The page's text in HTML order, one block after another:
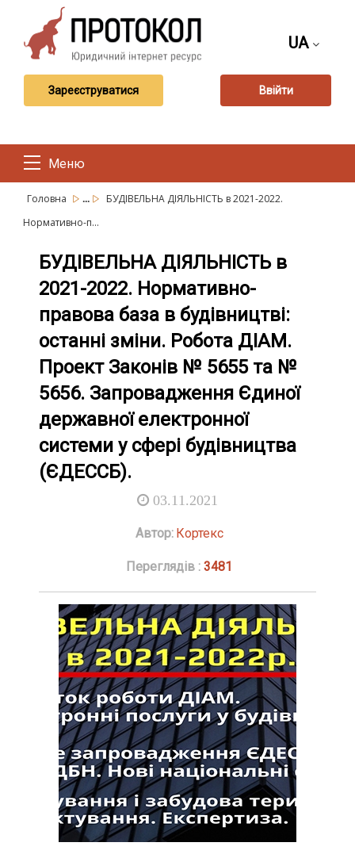
UA
Зареєструватися Ввійти
Меню
Головна ...
БУДІВЕЛЬНА ДІЯЛЬНІСТЬ в 2021-2022.
Нормативно-п...
БУДІВЕЛЬНА ДІЯЛЬНІСТЬ в
2021-2022. Нормативно-
правова база в будівництві:
останні зміни. Робота ДІАМ.
Проект Законів № 5655 та №
5656. Запровадження Єдиної
державної електронної
системи у сфері будівництва
(ЄДЕССБ).
03.11.2021
Автор: Кортекс
Переглядів :3481